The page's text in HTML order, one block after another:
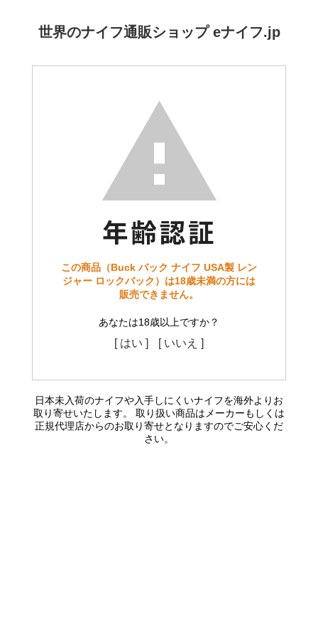
世界のナイフ通販ショップ eナイフ.jp
この商品（Buck バック ナイフ USA製 レン
ジャー ロックバック）は18歳未満の方には
販売できません。
あなたは18歳以上ですか？
[ はい ] [ いいえ ]
日本未入荷のナイフや入手しにくいナイフを海外よりお
取り寄せいたします。 取り扱い商品はメーカーもしくは
正規代理店からのお取り寄せとなりますのでご安心くだ
さい。